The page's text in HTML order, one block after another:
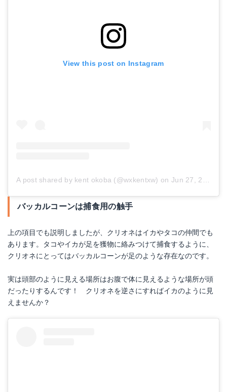
View this post on Instagram
A post shared by kent okoba (@wxkentxw) on Jun 27, 2017 at 7:58am PDT
バッカルコーンは捕食用の触手
上の項目でも説明しましたが、クリオネはイカやタコの仲間でも
あります。タコやイカが足を獲物に絡みつけて捕食するように、
クリオネにとってはバッカルコーンが足のような存在なのです。
実は頭部のように見える場所はお腹で体に見えるような場所が頭
だったりするんです！ クリオネを逆さにすればイカのように見
えませんか？